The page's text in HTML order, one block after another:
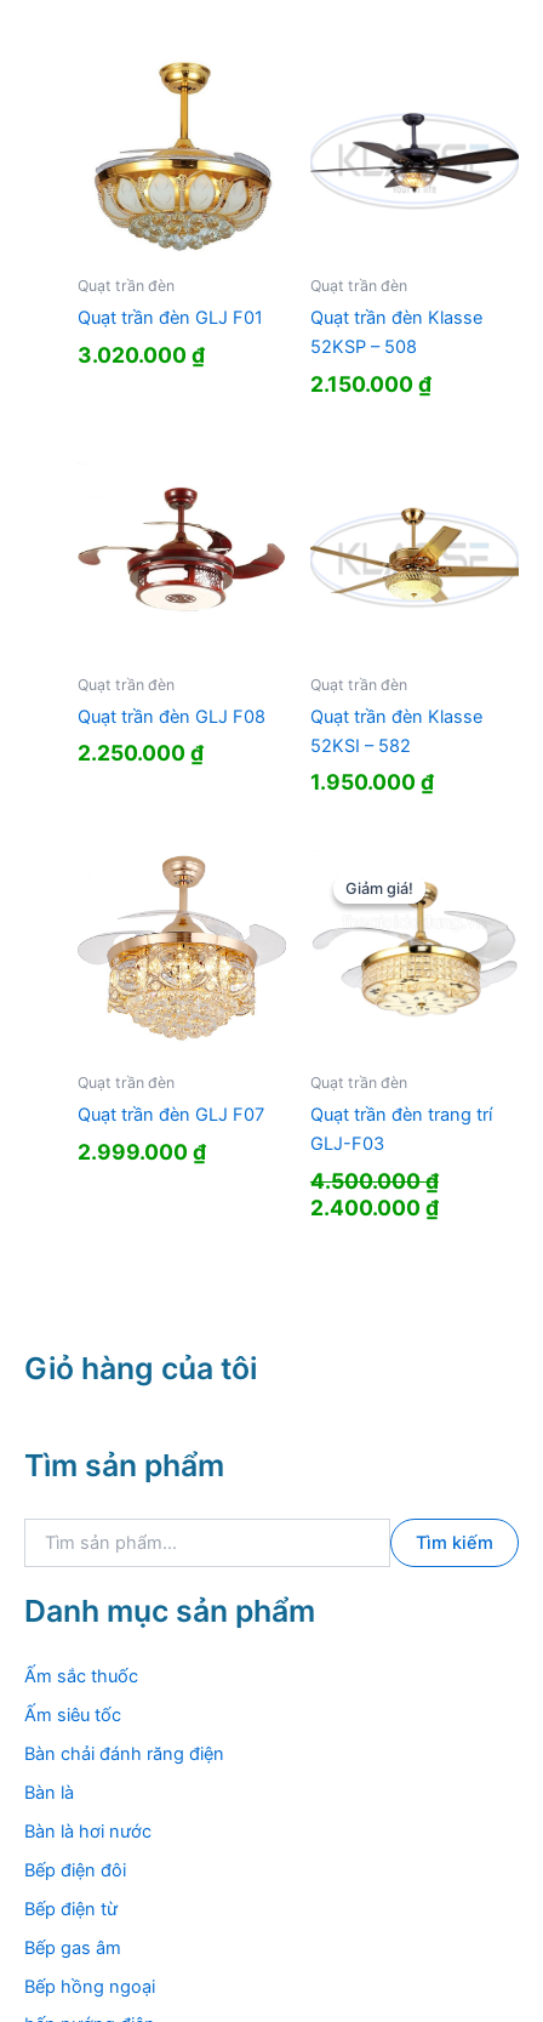
Quạt trần đèn
Quạt trần đèn GLJ F01
3.020.000₫
Quạt trần đèn
Quạt trần đèn Klasse
52KSP – 508
2.150.000₫
Quạt trần đèn
Quạt trần đèn GLJ F08
2.250.000₫
Quạt trần đèn
Quạt trần đèn Klasse
52KSI – 582
1.950.000₫
Quạt trần đèn
Quạt trần đèn GLJ F07
2.999.000₫
Giảm giá!
Giảm giá!
Quạt trần đèn
Quạt trần đèn trang trí
GLJ-F03
4.500.000₫
Giá
2.400.000₫Giá
Giỏ hàng của tôi
Tìm sản phẩm
k
i
m
Tìm kiếm
Danh mục sản phẩm
Ấm sắc thuốc
Ấm siêu tốc
Bàn chải đánh răng điện
Bàn là
Bàn là hơi nước
Bếp điện đôi
Bếp điện từ
Bếp gas âm
Bếp hồng ngoại